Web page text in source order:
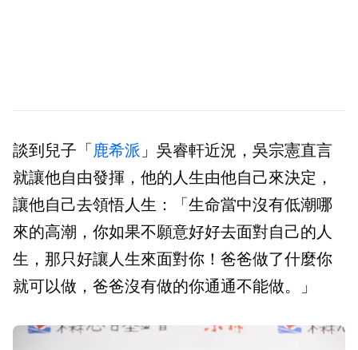
談到兒子「 鹿希派 」吳睿軒近況，吳宗憲直言
就讓他自由發揮，他的人生由他自己來決定，
讓他自己去領悟人生：「生命當中沒有低潮哪
來的高潮，你如果不願意好好去面對自己的人
生，那只好讓人生來面對你！爸爸做了什麼你
就可以做，爸爸沒有做的你通通不能做。」